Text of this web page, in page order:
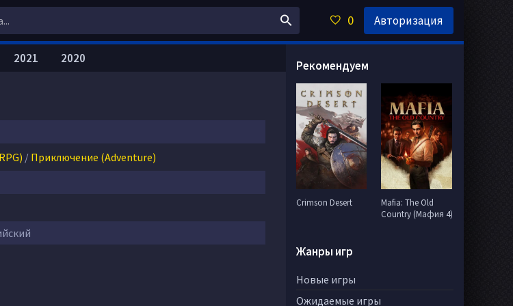
/ Приключение (Adventure)
2021 2020 Рекомендуем
Crimson Desert
Mafia: The Old
Country (Мафия 4)
Жанры игр
Новые игры
Ожидаемые игры
0 Авторизация